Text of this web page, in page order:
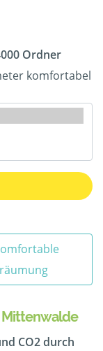
Ordner
komfortabel
CO2 durch